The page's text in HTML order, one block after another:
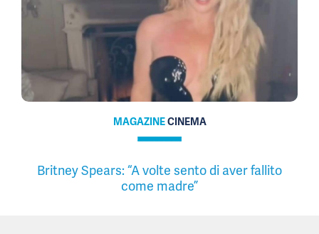
MAGAZINECINEMA
Britney Spears: “A volte sento di aver fallito
come madre”